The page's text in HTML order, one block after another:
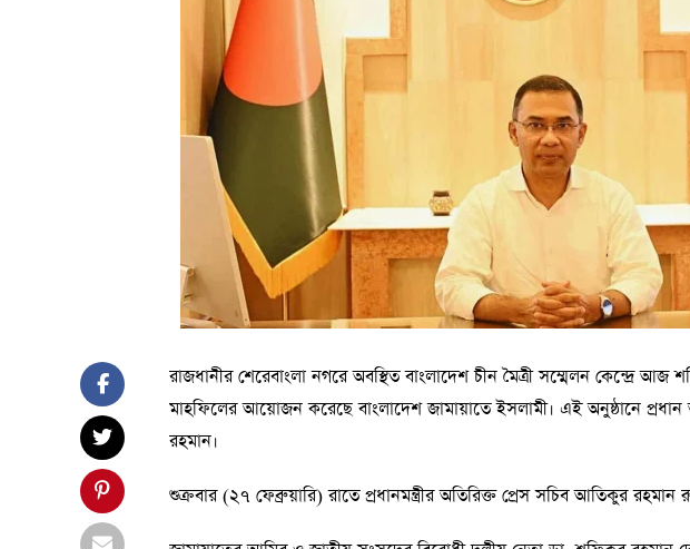
রাজধানীর শেরেবাংলা নগরে অবস্থিত বাংলাদেশ চীন মৈত্রী সম্মেলন কেন্দ্রে
মাহফিলের আয়োজন করেছে বাংলাদেশ জামায়াতে ইসলামী। এই অনুষ্ঠানে প্রধান
রহমান।
শুক্রবার (২৭ ফেব্রুয়ারি) রাতে প্রধানমন্ত্রীর অতিরিক্ত প্রেস সচিব আতিকুর